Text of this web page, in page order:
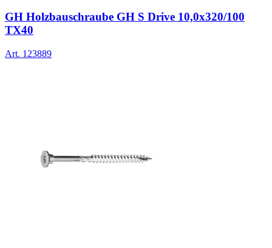
GH Holzbauschraube GH S Drive 10,0x320/100
TX40
Art. 123889